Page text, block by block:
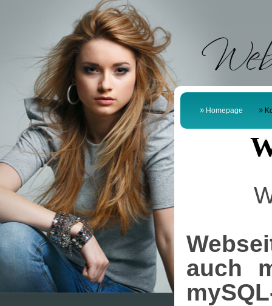
Homepage
auch